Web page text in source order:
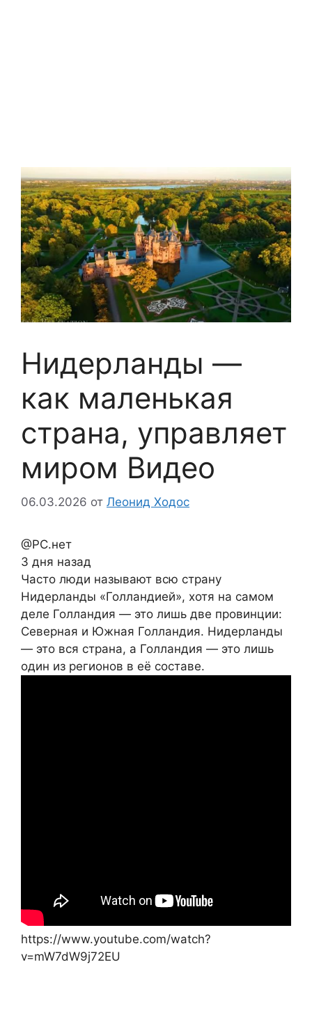
Нидерланды —
как маленькая
страна, управляет
миром Видео
06.03.2026 от Леонид Ходос
@РС.нет
3 дня назад
Часто люди называют всю страну
Нидерланды «Голландией», хотя на самом
деле Голландия — это лишь две провинции:
Северная и Южная Голландия. Нидерланды
— это вся страна, а Голландия — это лишь
один из регионов в её составе.
https://www.youtube.com/watch?
v=mW7dW9j72EU